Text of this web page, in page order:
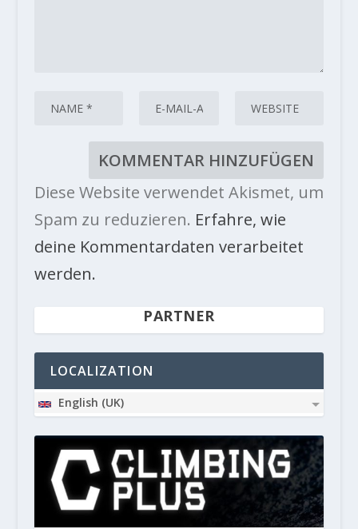
Diese Website verwendet Akismet, um
Spam zu reduzieren. Erfahre, wie
deine Kommentardaten verarbeitet
werden.
PARTNER
LOCALIZATION
English (UK)